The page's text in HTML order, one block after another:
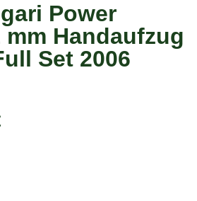
Power
mm Handaufzug
Set 2006